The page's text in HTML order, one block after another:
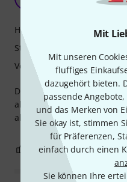
Mit
Mit unseren
fluffiges
dazugehört bieten.
passende
und das Merken von
Sie okay ist, stimmen
für Präferenzen,
einfach durch einen
Sie können Ihre
Der
Das gute Stück tut im
allerdings nicht besonders
also in die Mitte.
Handling
Stabilität
Verarbeitung
0